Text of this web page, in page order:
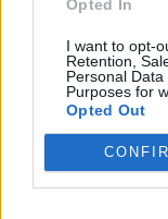
Opted In
I want to opt-
Retention,
Personal
Purposes for
Opted Out